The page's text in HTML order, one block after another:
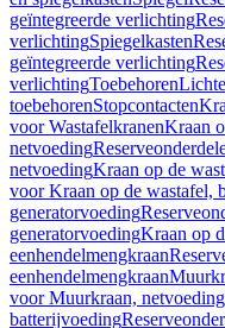
geïntegreerde verlichting
verlichtingSpiegelkasten
geïntegreerde verlichting
verlichtingToebehoren
toebehorenStopcontacten
voor WastafelkranenKraan
netvoeding
netvoedingKraan op de
voor Kraan op de wastafel,
generatorvoeding
generatorvoedingKraan op
eenhendelmengkraan
eenhendelmengkraan
voor Muurkraan, netvoeding
batterijvoeding